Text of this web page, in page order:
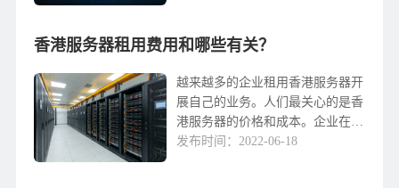
性高，无记录，也满足了国...
香港服务器租用费用和哪些有关？
越来越多的企业租用香港服务器开
展自己的业务。人们最关心的是香
港服务器的价格和成本。企业在租
用服务器时经常收到IDC服务提供
发布时间：2022-06-18